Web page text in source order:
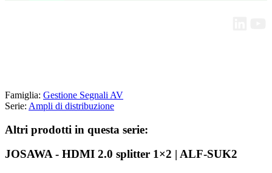
Famiglia: Gestione Segnali AV
Serie: Ampli di distribuzione
Altri prodotti in questa serie:
JOSAWA - HDMI 2.0 splitter 1×2 | ALF-SUK2